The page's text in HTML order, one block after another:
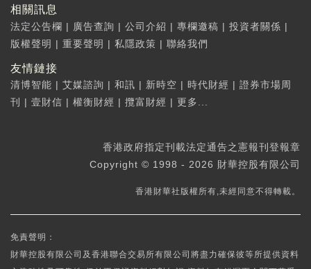
相關訊息
法定公告欄 | 廣告查詢 | 公司介紹 | 專欄邀稿 | 投資者關係 |
版權聲明 | 重要聲明 | 私隱政策 | 聯絡我們
友情鏈接
清博智能 | 艾媒諮詢 | 和訊 | 新時空 | 時代財經 | 證券市場周
刊
| 壹財信 | 權衡財經 | 攬富財經 | 更多...
香港政府指定刊載法定通告之憲報刊登報章
Copyright © 1998 - 2026 財華控股有限公司
香港財華社版權所有,未經同意不得轉載。
免責聲明：
財華控股有限公司及香港聯合交易所有限公司將盡力確保彼等所提供資料